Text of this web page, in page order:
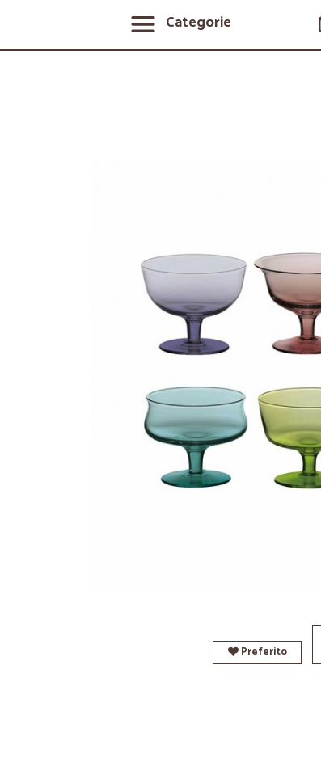
Categorie
Preferito